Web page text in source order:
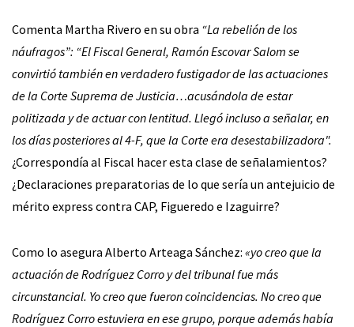
Comenta Martha Rivero en su obra “La rebelión de los
náufragos”: “El Fiscal General, Ramón Escovar Salom se
convirtió también en verdadero fustigador de las actuaciones
de la Corte Suprema de Justicia…acusándola de estar
politizada y de actuar con lentitud. Llegó incluso a señalar, en
los días posteriores al 4-F, que la Corte era desestabilizadora".
¿Correspondía al Fiscal hacer esta clase de señalamientos?
¿Declaraciones preparatorias de lo que sería un antejuicio de
mérito express contra CAP, Figueredo e Izaguirre?
Como lo asegura Alberto Arteaga Sánchez: «yo creo que la
actuación de Rodríguez Corro y del tribunal fue más
circunstancial. Yo creo que fueron coincidencias. No creo que
Rodríguez Corro estuviera en ese grupo, porque además había